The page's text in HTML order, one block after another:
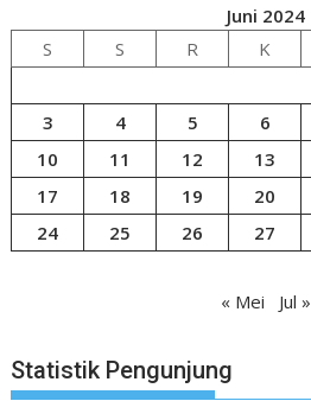
Juni 2024
S
S R K
3
4 5 6
10
11 12 13
17
18 19 20
24
25 26 27
« Mei Jul »
Statistik Pengunjung